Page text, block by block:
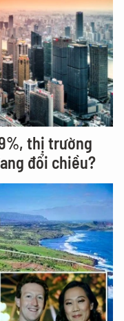
thị trường
đổi chiều?